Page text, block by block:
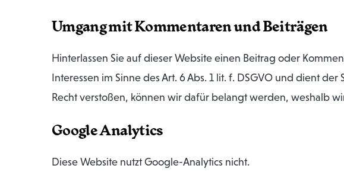
Umgang mit Kommentaren und Beiträgen
Hinterlassen Sie auf dieser Website einen Beitrag oder
Interessen im Sinne des Art. 6 Abs. 1 lit. f. DSGVO und dient
Recht verstoßen, können wir dafür belangt werden, weshalb
Google Analytics
Diese Website nutzt Google-Analytics nicht.